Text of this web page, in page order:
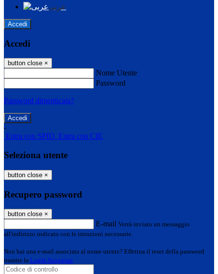
عربى
Accedi
Accedi
button close ×
Nome Utente
Password
Password dimenticata?
-
Entra con SPID Entra con CIE
Seleziona utente
button close ×
Recupero password
button close ×
E-mail Verrà inviato un messaggio
all'indirizzo indicato con le istruzioni necessarie.
Non hai una e-mail associata al nome utente? Effettua il reset della password
tramite la Login Spaggiari